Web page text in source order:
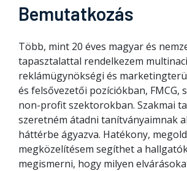
Bemutatkozás
Több, mint 20 éves magyar és
tapasztalattal rendelkezem
reklámügynökségi és
és felsővezetői pozíciókban, FMCG,
non-profit szektorokban. Szakmai
szeretném átadni tanítványaimnak
háttérbe ágyazva. Hatékony,
megközelítésem segíthet a
megismerni, hogy milyen